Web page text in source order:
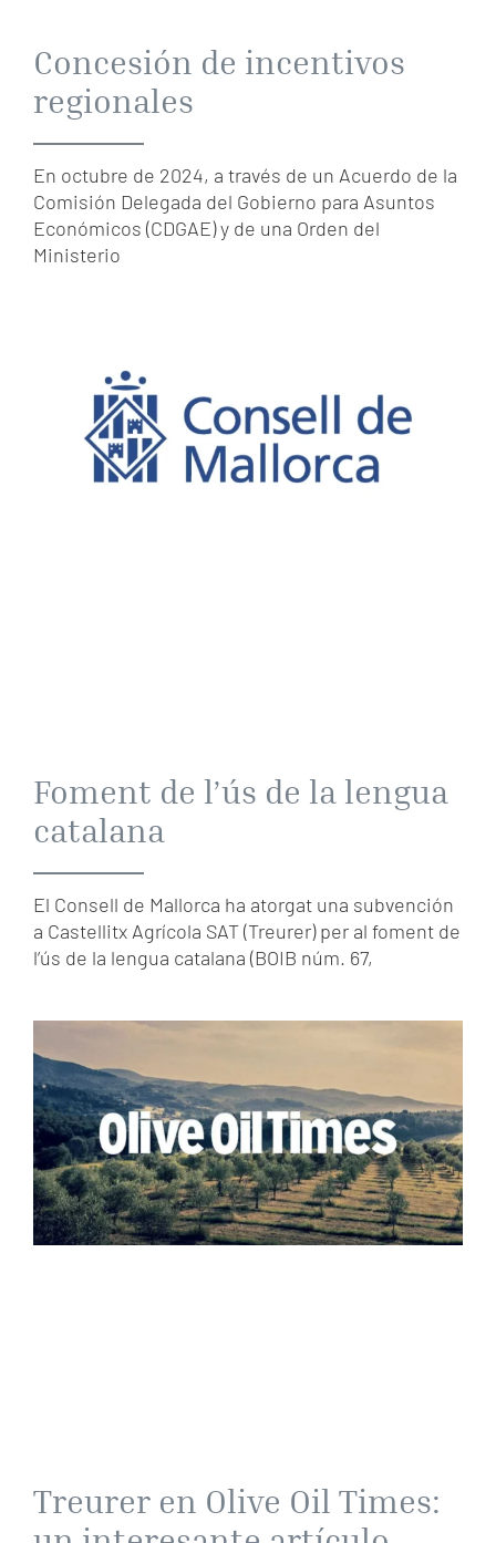
Concesión de incentivos
regionales
En octubre de 2024, a través de un Acuerdo de la
Comisión Delegada del Gobierno para Asuntos
Económicos (CDGAE) y de una Orden del
Ministerio
Foment de l’ús de la lengua
catalana
El Consell de Mallorca ha atorgat una subvención
a Castellitx Agrícola SAT (Treurer) per al foment de
l’ús de la lengua catalana (BOIB núm. 67,
Treurer en Olive Oil Times: